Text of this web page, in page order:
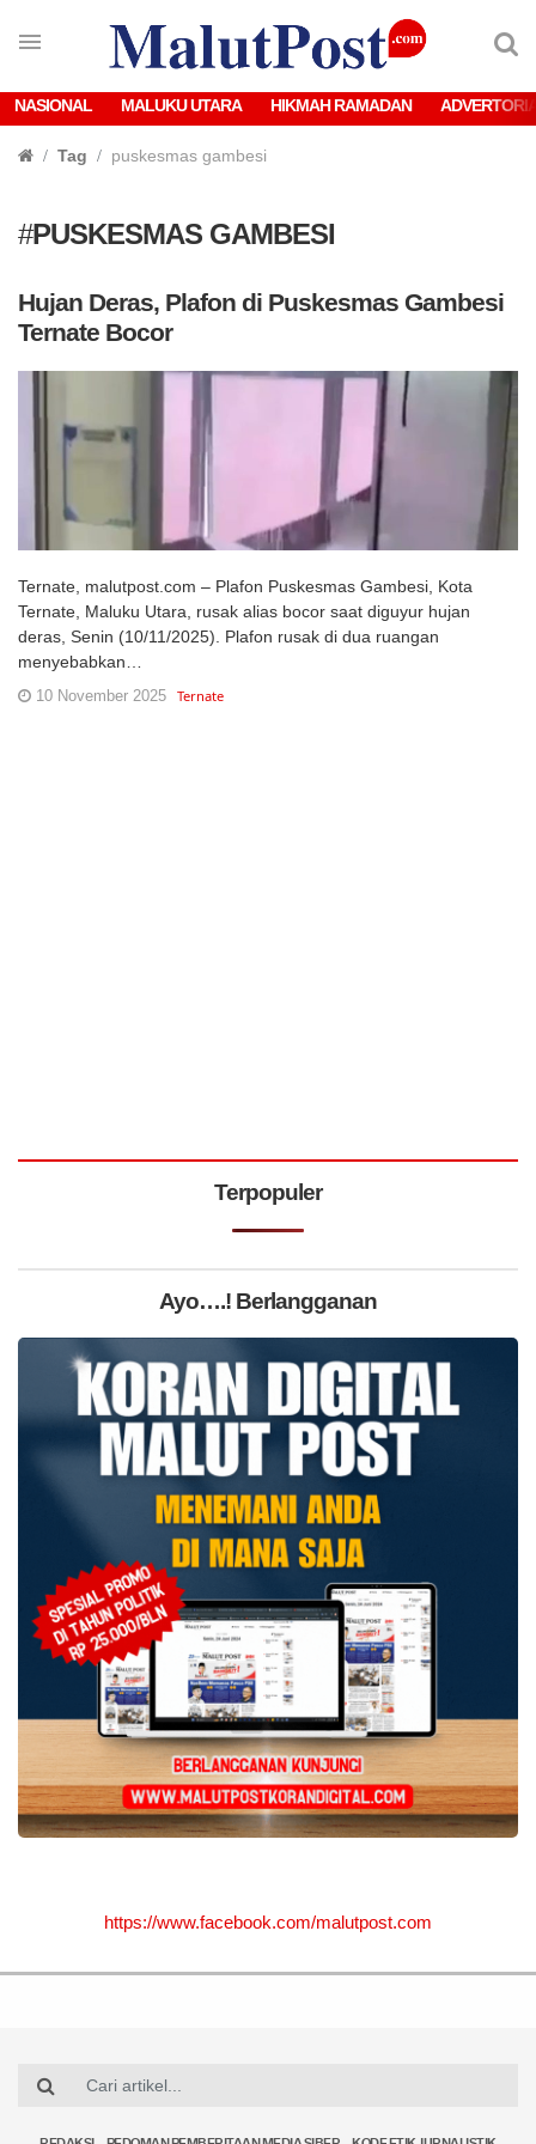
NASIONAL MALUKU UTARA HIKMAH RAMADAN
Tag puskesmas gambesi
#PUSKESMAS GAMBESI
Hujan Deras, Plafon di Puskesmas Gambesi
Ternate Bocor
Ternate, malutpost.com – Plafon Puskesmas Gambesi, Kota
Ternate, Maluku Utara, rusak alias bocor saat diguyur hujan
deras, Senin (10/11/2025). Plafon rusak di dua ruangan
menyebabkan…
10 November 2025 Ternate
Terpopuler
Ayo….! Berlangganan
https://www.facebook.com/malutpost.com